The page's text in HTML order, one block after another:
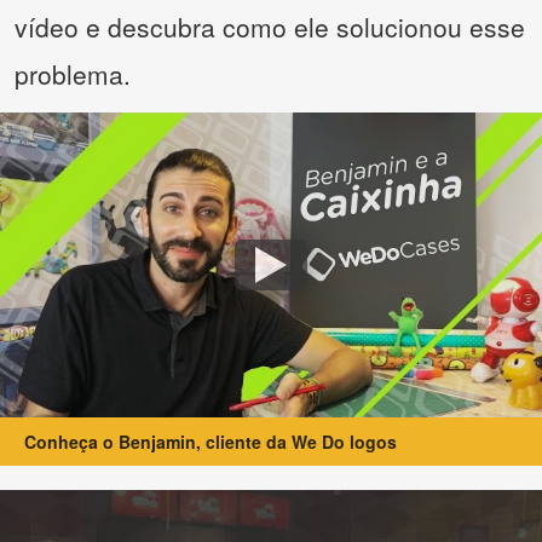
vídeo e descubra como ele solucionou esse
problema.
Conheça o Benjamin, cliente da We Do logos